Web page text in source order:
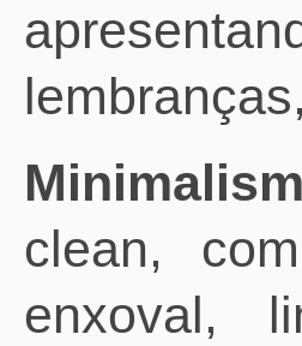
clean,
enxoval,